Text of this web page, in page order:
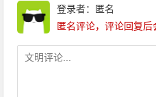
登录者：匿名
匿名评论，评论回复后